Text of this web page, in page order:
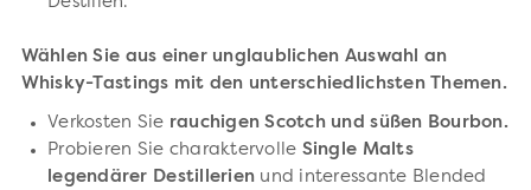
Wählen Sie aus einer unglaublichen Auswahl an
Whisky-Tastings mit den unterschiedlichsten Themen.
Verkosten Sie rauchigen Scotch und süßen Bourbon.
Probieren Sie charaktervolle Single Malts
legendärer Destillerien und interessante Blended